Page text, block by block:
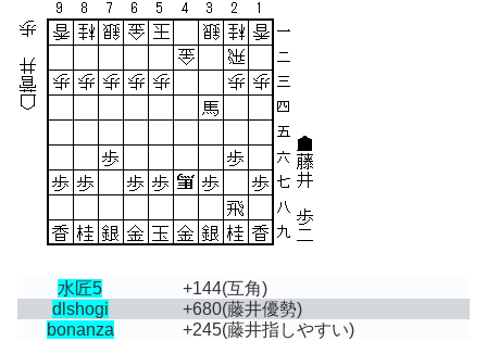
水匠5 +144(互角)
dlshogi
+680(藤井優勢)
bonanza
+245(藤井指しやすい)